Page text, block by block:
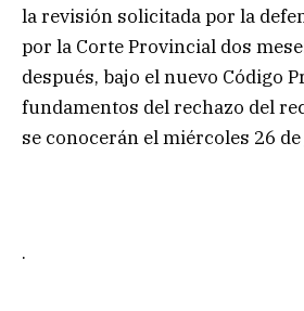
la revisión solicitada por la
por la Corte Provincial dos
después, bajo el nuevo Código
fundamentos del rechazo del
se conocerán el miércoles 26
.